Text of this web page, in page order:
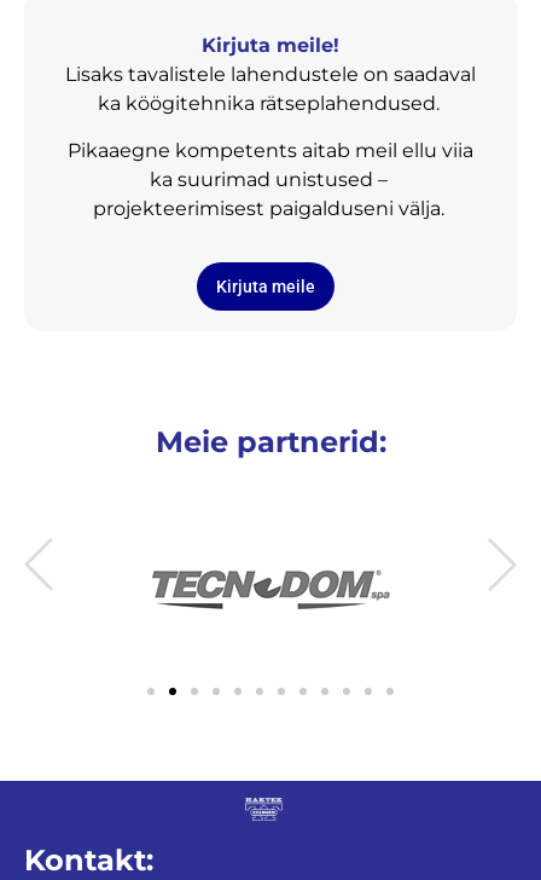
Kirjuta meile!
Lisaks tavalistele lahendustele on saadaval
ka köögitehnika rätseplahendused.
Pikaaegne kompetents aitab meil ellu viia
ka suurimad unistused –
projekteerimisest paigalduseni välja.
Kirjuta meile
Meie partnerid:
Kontakt: